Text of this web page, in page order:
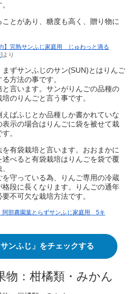
とがあり、糖度も高く、贈り物に
】完熟サンふじ家庭用 じゅわっと滴る
]より
ずサンふじのサン(SUN)とはりんご
方法の事です。
言います。サンがりんごの品種の
のりんごと言う事です。
ばふじとか品種しか書かれていな
示の場合はりんごに袋を被せて栽
。
有袋栽培と言います。おおまかに
述べると有袋栽培はりんごを袋で覆
守っている為、りんご専用の冷蔵
段に長くなります。りんごの通年
不可欠な栽培方法です。
部農園葉とらずサンふじ家庭用 5キ
ンふじ」をチェックする
物：柑橘類・みかん